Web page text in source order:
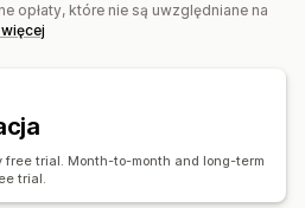
do wysyłania SMS-ów
opłaty, które nie są uwzględniane na
trial. Month-to-month and long-term
trial.